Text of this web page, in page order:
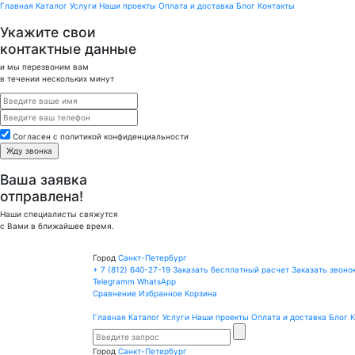
Главная Каталог Услуги Наши проекты Оплата и доставка Блог Контакты
Укажите свои
контактные данные
и мы перезвоним вам
в течении нескольких минут
Cогласен с политикой конфиденциальности
Ваша заявка
отправлена!
Наши специалисты свяжутся
с Вами в ближайшее время.
Город Санкт-Петербург
+ 7 (812) 640-27-19 Заказать бесплатный расчет Заказать
Telegramm WhatsApp
Сравнение Избранное Корзина
Главная Каталог Услуги Наши проекты Оплата и доставка Блог
Город Санкт-Петербург